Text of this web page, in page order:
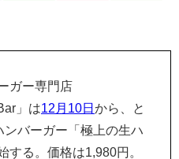
ガー専門店
」は12月10日 から、と
ンバーガー「極上の生ハ
する。価格は1,980円。